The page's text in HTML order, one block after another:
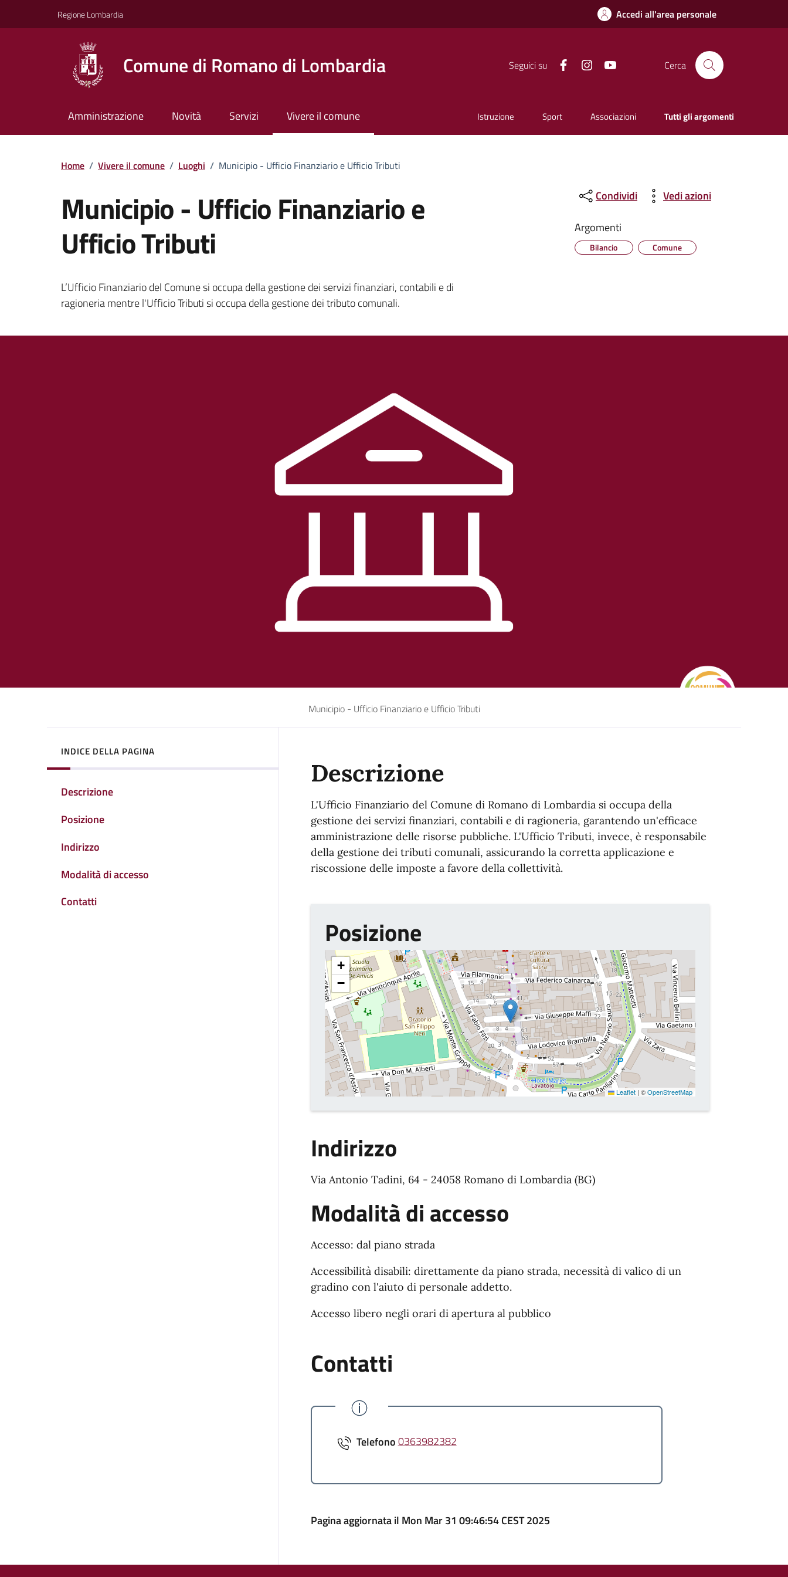
Regione Lombardia Accedi all'area personale
Comune di Romano di Lombardia Seguici su Facebook Instagram Cerca
Amministrazione Novità Servizi Vivere il comune Istruzione Sport Associazioni Tutti gli argomenti
Home / Vivere il comune / Luoghi / Municipio - Ufficio Finanziario e Ufficio Tributi
Municipio - Ufficio Finanziario e
Ufficio Tributi
L’Ufficio Finanziario del Comune si occupa della gestione dei servizi finanziari, contabili e di
ragioneria mentre l'Ufficio Tributi si occupa della gestione dei tributo comunali.
Condividi
Vedi azioni
Argomenti
Bilancio Comune
Municipio - Ufficio Finanziario e Ufficio Tributi
INDICE DELLA PAGINA
Descrizione
Posizione
Indirizzo
Modalità di accesso
Contatti
Descrizione
L'Ufficio Finanziario del Comune di Romano di Lombardia si occupa della
gestione dei servizi finanziari, contabili e di ragioneria, garantendo un'efficace
amministrazione delle risorse pubbliche. L'Ufficio Tributi, invece, è responsabile
della gestione dei tributi comunali, assicurando la corretta applicazione e
riscossione delle imposte a favore della collettività.
Posizione
+
−
Leaflet | ©OpenStreetMap
Indirizzo
Via Antonio Tadini, 64 - 24058 Romano di Lombardia (BG)
Modalità di accesso
Accesso: dal piano strada
Accessibilità disabili: direttamente da piano strada, necessità di valico di un
gradino con l'aiuto di personale addetto.
Accesso libero negli orari di apertura al pubblico
Contatti
Telefono0363982382
Pagina aggiornata il Mon Mar 31 09:46:54 CEST 2025